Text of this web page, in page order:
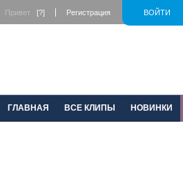
ВОЙТИ
Привет [?] Регистрация
ГЛАВНАЯ ВСЕ КЛИПЫ НОВИНКИ